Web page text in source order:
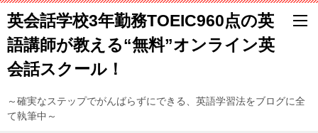
英会話学校3年勤務TOEIC960点の英
語講師が教える“無料”オンライン英
会話スクール！
～確実なステップでがんばらずにできる、英語学習法をブログに全
て執筆中～